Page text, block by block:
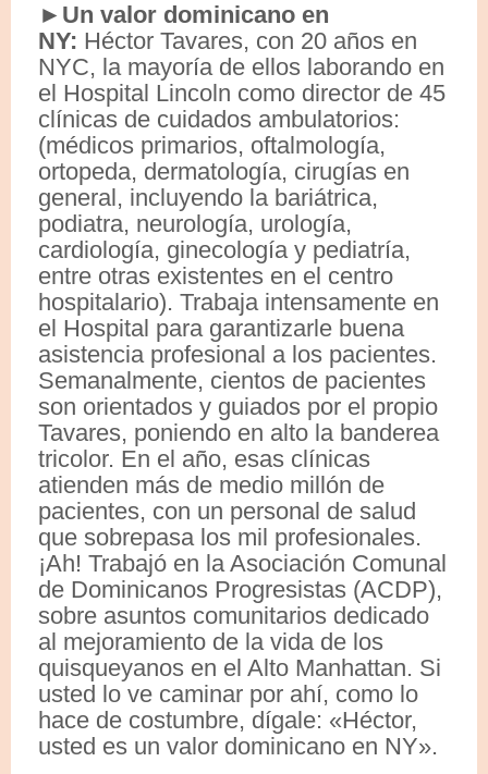
► Un valor dominicano en
NY: Héctor Tavares, con 20 años en
NYC, la mayoría de ellos laborando en
el Hospital Lincoln como director de 45
clínicas de cuidados ambulatorios:
(médicos primarios, oftalmología,
ortopeda, dermatología, cirugías en
general, incluyendo la bariátrica,
podiatra, neurología, urología,
cardiología, ginecología y pediatría,
entre otras existentes en el centro
hospitalario). Trabaja intensamente en
el Hospital para garantizarle buena
asistencia profesional a los pacientes.
Semanalmente, cientos de pacientes
son orientados y guiados por el propio
Tavares, poniendo en alto la banderea
tricolor. En el año, esas clínicas
atienden más de medio millón de
pacientes, con un personal de salud
que sobrepasa los mil profesionales.
¡Ah! Trabajó en la Asociación Comunal
de Dominicanos Progresistas (ACDP),
sobre asuntos comunitarios dedicado
al mejoramiento de la vida de los
quisqueyanos en el Alto Manhattan. Si
usted lo ve caminar por ahí, como lo
hace de costumbre, dígale: «Héctor,
usted es un valor dominicano en NY».